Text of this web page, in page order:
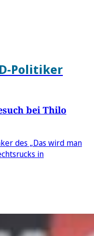
Politiker
bei Thilo
des „Das wird man
in